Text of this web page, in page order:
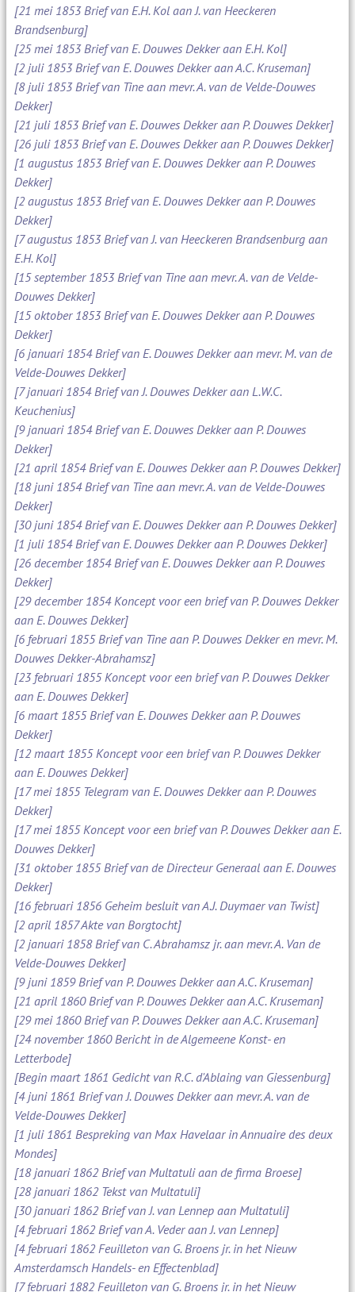
[21 mei 1853 Brief van E.H. Kol aan J. van Heeckeren
Brandsenburg]
[25 mei 1853 Brief van E. Douwes Dekker aan E.H. Kol]
[2 juli 1853 Brief van E. Douwes Dekker aan A.C. Kruseman]
[8 juli 1853 Brief van Tine aan mevr. A. van de Velde-Douwes
Dekker]
[21 juli 1853 Brief van E. Douwes Dekker aan P. Douwes Dekker]
[26 juli 1853 Brief van E. Douwes Dekker aan P. Douwes Dekker]
[1 augustus 1853 Brief van E. Douwes Dekker aan P. Douwes
Dekker]
[2 augustus 1853 Brief van E. Douwes Dekker aan P. Douwes
Dekker]
[7 augustus 1853 Brief van J. van Heeckeren Brandsenburg aan
E.H. Kol]
[15 september 1853 Brief van Tine aan mevr. A. van de Velde-
Douwes Dekker]
[15 oktober 1853 Brief van E. Douwes Dekker aan P. Douwes
Dekker]
[6 januari 1854 Brief van E. Douwes Dekker aan mevr. M. van de
Velde-Douwes Dekker]
[7 januari 1854 Brief van J. Douwes Dekker aan L.W.C.
Keuchenius]
[9 januari 1854 Brief van E. Douwes Dekker aan P. Douwes
Dekker]
[21 april 1854 Brief van E. Douwes Dekker aan P. Douwes Dekker]
[18 juni 1854 Brief van Tine aan mevr. A. van de Velde-Douwes
Dekker]
[30 juni 1854 Brief van E. Douwes Dekker aan P. Douwes Dekker]
[1 juli 1854 Brief van E. Douwes Dekker aan P. Douwes Dekker]
[26 december 1854 Brief van E. Douwes Dekker aan P. Douwes
Dekker]
[29 december 1854 Koncept voor een brief van P. Douwes Dekker
aan E. Douwes Dekker]
[6 februari 1855 Brief van Tine aan P. Douwes Dekker en mevr. M.
Douwes Dekker-Abrahamsz]
[23 februari 1855 Koncept voor een brief van P. Douwes Dekker
aan E. Douwes Dekker]
[6 maart 1855 Brief van E. Douwes Dekker aan P. Douwes
Dekker]
[12 maart 1855 Koncept voor een brief van P. Douwes Dekker
aan E. Douwes Dekker]
[17 mei 1855 Telegram van E. Douwes Dekker aan P. Douwes
Dekker]
[17 mei 1855 Koncept voor een brief van P. Douwes Dekker aan E.
Douwes Dekker]
[31 oktober 1855 Brief van de Directeur Generaal aan E. Douwes
Dekker]
[16 februari 1856 Geheim besluit van A.J. Duymaer van Twist]
[2 april 1857 Akte van Borgtocht]
[2 januari 1858 Brief van C. Abrahamsz jr. aan mevr. A. Van de
Velde-Douwes Dekker]
[9 juni 1859 Brief van P. Douwes Dekker aan A.C. Kruseman]
[21 april 1860 Brief van P. Douwes Dekker aan A.C. Kruseman]
[29 mei 1860 Brief van P. Douwes Dekker aan A.C. Kruseman]
[24 november 1860 Bericht in de Algemeene Konst- en
Letterbode]
[Begin maart 1861 Gedicht van R.C. d'Ablaing van Giessenburg]
[4 juni 1861 Brief van J. Douwes Dekker aan mevr. A. van de
Velde-Douwes Dekker]
[1 juli 1861 Bespreking van Max Havelaar in Annuaire des deux
Mondes]
[18 januari 1862 Brief van Multatuli aan de firma Broese]
[28 januari 1862 Tekst van Multatuli]
[30 januari 1862 Brief van J. van Lennep aan Multatuli]
[4 februari 1862 Brief van A. Veder aan J. van Lennep]
[4 februari 1862 Feuilleton van G. Broens jr. in het Nieuw
Amsterdamsch Handels- en Effectenblad]
[7 februari 1882 Feuilleton van G. Broens jr. in het Nieuw